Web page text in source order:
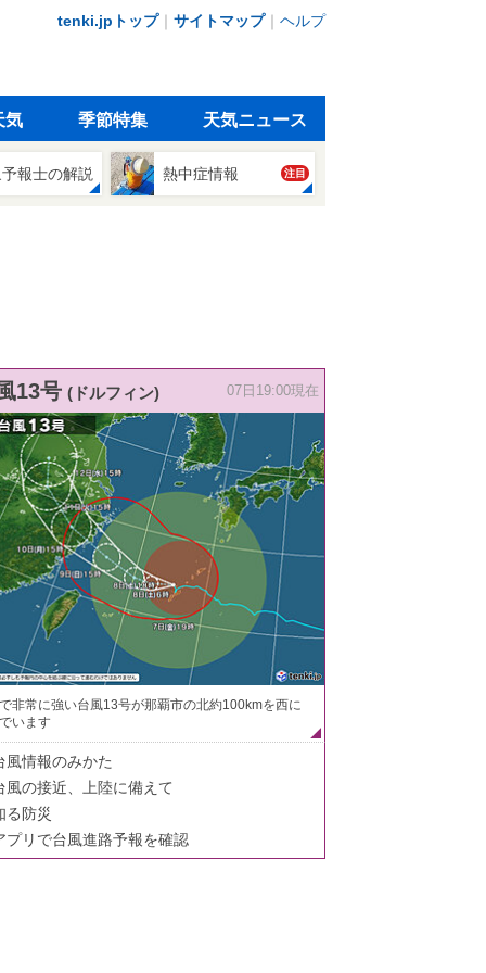
tenki.jpトップ｜ サイトマップ｜ ヘルプ
気 季節特集 天気ニュース
報士の解説 熱中症情報 注目
13号 (ドルフィン) 07日19:00現在
非常に強い台風13号が那覇市の北約100kmを西に
います
風情報のみかた
風の接近、上陸に備えて
る防災
プリで台風進路予報を確認